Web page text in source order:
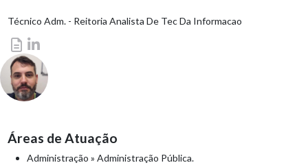
Técnico Adm. - Reitoria Analista De Tec Da Informacao
Áreas de Atuação
Administração » Administração Pública.